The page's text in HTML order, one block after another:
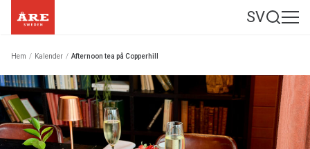
SV
Hem / Kalender / Afternoon tea på Copperhill